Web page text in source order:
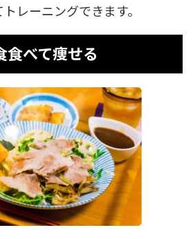
レーニングできます。
食べて痩せる